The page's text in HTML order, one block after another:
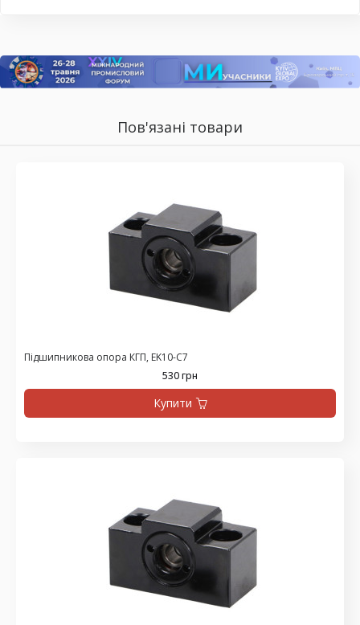
Пов'язані товари
Підшипникова опора КГП, EK10-C7
530 грн
Купити